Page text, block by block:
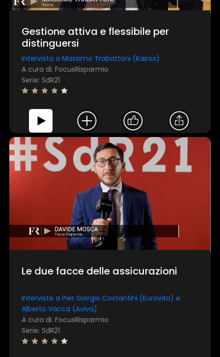
Gestione attiva e flessibile per
distinguersi
Intervista a Massimo Trabattoni (Kairos)
A cura di: FocusRisparmio
Serie: SdR21
Le due facce delle assicurazioni
Interviste a Pier Giorgio Costantini (Eurovita) e
Alberto Vacca (Aviva)
A cura di: FocusRisparmio
Serie: SdR21